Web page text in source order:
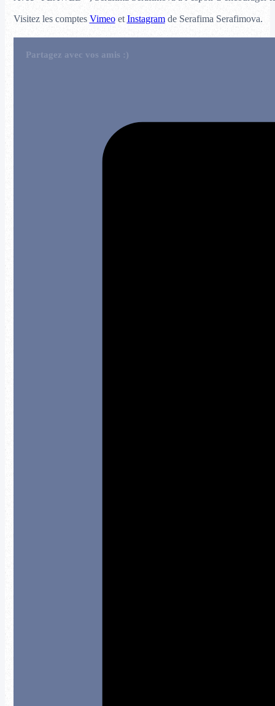
Visitez les comptes VimeoetInstagramde Serafima Serafimova.
Partagez avec vos amis :)